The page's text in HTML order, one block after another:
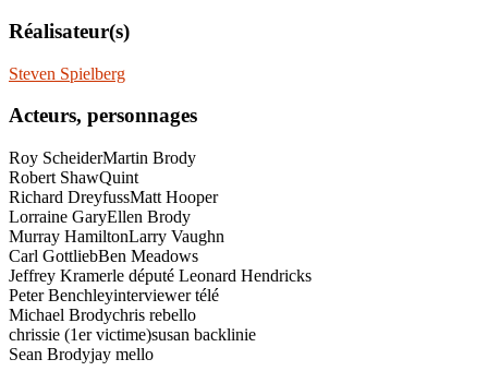
Réalisateur(s)
Steven Spielberg
Acteurs, personnages
Roy ScheiderMartin Brody
Robert ShawQuint
Richard DreyfussMatt Hooper
Lorraine GaryEllen Brody
Murray HamiltonLarry Vaughn
Carl GottliebBen Meadows
Jeffrey Kramerle député Leonard Hendricks
Peter Benchleyinterviewer télé
Michael Brodychris rebello
chrissie (1er victime)susan backlinie
Sean Brodyjay mello